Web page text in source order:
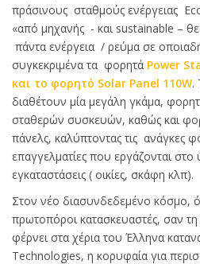
πράσινους σταθμούς ενέργειας
«από μηχανής - και sustainable –
πάντα ενέργεια / ρεύμα σε
συγκεκριμένα τα φορητά Power
και το φορητό Solar Panel 110W.
διαθέτουν μία μεγάλη γκάμα,
σταθερών συσκευών, καθώς και
πάνελς, καλύπτοντας τις ανάγκες
επαγγελματίες που εργάζονται στο
εγκαταστάσεις ( οικίες, σκάφη κλπ).
Στον νέο διασυνδεδεμένο κόσμο,
πρωτοπόροι κατασκευαστές, σαν
φέρνει στα χέρια του Έλληνα
Technologies, η κορυφαία για